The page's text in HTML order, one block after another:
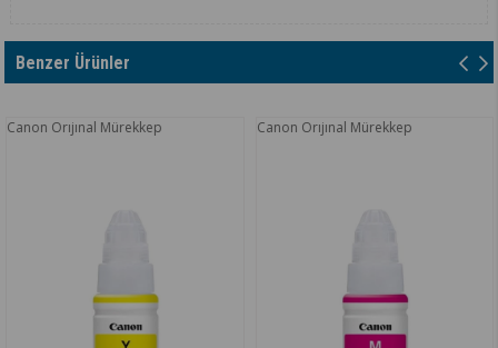
Benzer Ürünler
Orıjınal Mürekkep Canon Orıjınal Mürekkep